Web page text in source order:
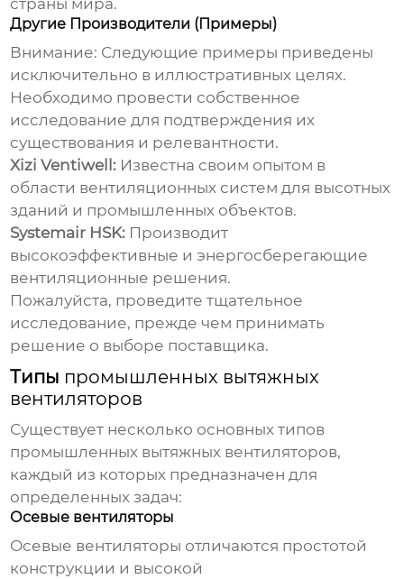
страны мира.
Другие Производители (Примеры)
Внимание: Следующие примеры приведены
исключительно в иллюстративных целях.
Необходимо провести собственное
исследование для подтверждения их
существования и релевантности.
Xizi Ventiwell: Известна своим опытом в
области вентиляционных систем для высотных
зданий и промышленных объектов.
Systemair HSK: Производит
высокоэффективные и энергосберегающие
вентиляционные решения.
Пожалуйста, проведите тщательное
исследование, прежде чем принимать
решение о выборе поставщика.
Типы промышленных вытяжных
вентиляторов
Существует несколько основных типов
промышленных вытяжных вентиляторов,
каждый из которых предназначен для
определенных задач:
Осевые вентиляторы
Осевые вентиляторы отличаются простотой
конструкции и высокой